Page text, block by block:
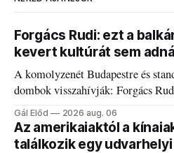
Forgács Rudi: ezt a
kevert kultúrát sem
A komolyzenét Budapestre és
dombok visszahívják: Forgács
és határokról.
Gál Előd 2026 aug. 06
Az amerikaiaktól a
találkozik egy